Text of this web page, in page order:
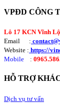
VPĐD CÔNG
Lô 17 KCN Vĩnh
Email :
Website : https://
Mobile :
HỖ TRỢ
Dịch vụ tư vấn